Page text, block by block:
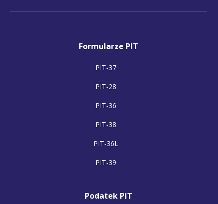
Formularze PIT
PIT-37
PIT-28
PIT-36
PIT-38
PIT-36L
PIT-39
Podatek PIT